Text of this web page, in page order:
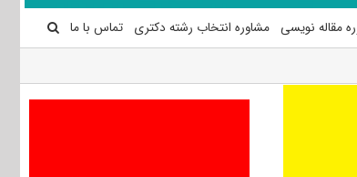
مقاله نویسی مشاوره انتخاب رشته دکتری تماس با ما